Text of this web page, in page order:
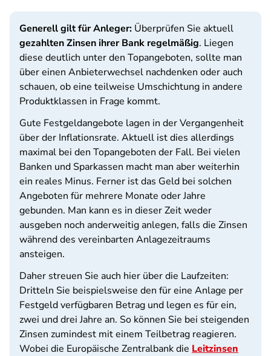
Generell gilt für Anleger: Überprüfen Sie aktuell
gezahlten Zinsen ihrer Bank regelmäßig. Liegen
diese deutlich unter den Topangeboten, sollte man
über einen Anbieterwechsel nachdenken oder auch
schauen, ob eine teilweise Umschichtung in andere
Produktklassen in Frage kommt.
Gute Festgeldangebote lagen in der Vergangenheit
über der Inflationsrate. Aktuell ist dies allerdings
maximal bei den Topangeboten der Fall. Bei vielen
Banken und Sparkassen macht man aber weiterhin
ein reales Minus. Ferner ist das Geld bei solchen
Angeboten für mehrere Monate oder Jahre
gebunden. Man kann es in dieser Zeit weder
ausgeben noch anderweitig anlegen, falls die Zinsen
während des vereinbarten Anlagezeitraums
ansteigen.
Daher streuen Sie auch hier über die Laufzeiten:
Dritteln Sie beispielsweise den für eine Anlage per
Festgeld verfügbaren Betrag und legen es für ein,
zwei und drei Jahre an. So können Sie bei steigenden
Zinsen zumindest mit einem Teilbetrag reagieren.
Wobei die Europäische Zentralbank die Leitzinsen